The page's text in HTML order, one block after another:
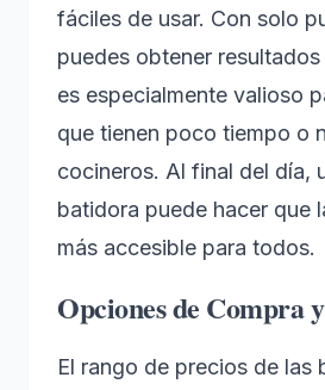
fáciles de usar. Con solo
puedes obtener
es especialmente valioso
que tienen poco tiempo o
cocineros. Al final del día,
batidora puede hacer que
más accesible para todos.
Opciones de Compra
El rango de precios de las